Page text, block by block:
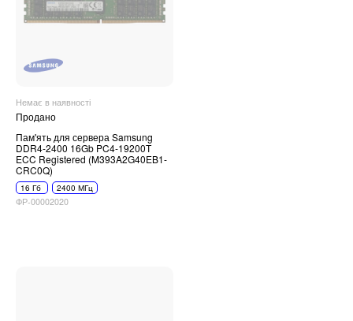
Немає в наявності
Продано
Пам'ять для сервера Samsung
DDR4-2400 16Gb PC4-19200T
ECC Registered (M393A2G40EB1-
CRC0Q)
16 Гб 2400 МГц
ФР-00002020